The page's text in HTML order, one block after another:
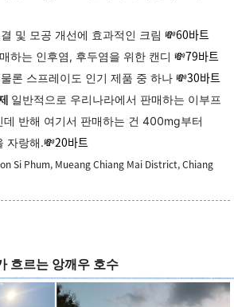
및 모공 개선에 효과적인 크림 💸60바트
하는 인후염, 후두염을 위한 캔디 💸79바트
론 스프레이도 인기 제품 중 하나 💸30바트
일반적으로 우리나라에서 판매하는 이부프
반해 여기서 판매하는 건 400mg부터
자랑해.💸20바트
Si Phum, Mueang Chiang Mai District, Chiang
흐르는 앙깨우 호수